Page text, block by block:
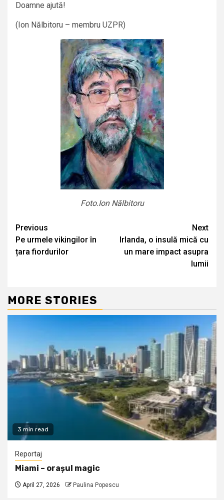
Doamne ajută!
(Ion Nălbitoru – membru UZPR)
Foto.Ion Nălbitoru
Continue
Reading
Previous
Pe urmele vikingilor în
țara fiordurilor
Next
Irlanda, o insulă mică cu
un mare impact asupra
lumii
MORE STORIES
3 min read
Reportaj
Miami – orașul magic
April 27, 2026 Paulina Popescu